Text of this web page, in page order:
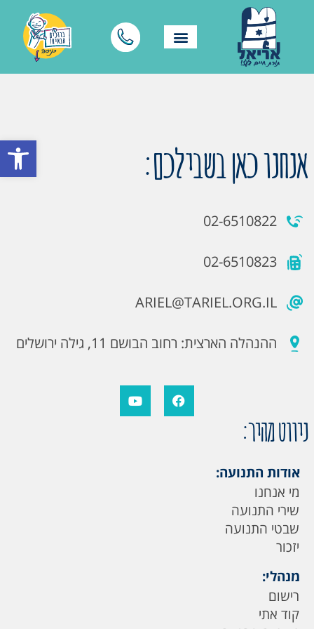
פתח אנחנו כאן בשבילכם:
02-6510822
02-6510823
ARIEL@TARIEL.ORG.IL
ההנהלה הארצית: רחוב הבושם 11, גילה ירושלים
ניווט מהיר:
אודות התנועה:
מי אנחנו
שירי התנועה
שבטי התנועה
יזכור
מנהלי:
רישום
קוד אתי